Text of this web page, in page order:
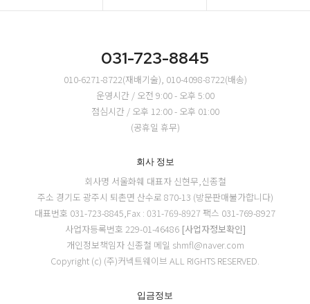
031-723-8845
010-6271-8722(재배기술), 010-4098-8722(배송)
운영시간 / 오전 9:00 - 오후 5:00
점심시간 / 오후 12:00 - 오후 01:00
(공휴일 휴무)
회사 정보
회사명 서울화훼 대표자 신현무,신종철
주소 경기도 광주시 퇴촌면 산수로 870-13 (방문판매불가합니다)
대표번호 031-723-8845,Fax : 031-769-8927 팩스 031-769-8927
사업자등록번호 229-01-46486 [사업자정보확인]
개인정보책임자 신종철 메일 shmfl@naver.com
Copyright (c) (주)커넥트웨이브 ALL RIGHTS RESERVED.
입금정보